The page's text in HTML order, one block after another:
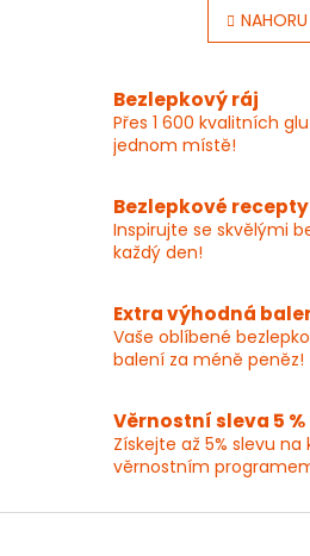
l
á
c
í
v
k
p
i
s
n
k
n
NAHORU
Bezlepkový ráj
Přes 1 600 kvalitních
jednom místě!
Bezlepkové recepty
Inspirujte se skvělými
každý den!
Extra výhodná
Vaše oblíbené
balení za méně peněz!
Věrnostní sleva 5 %
Získejte až 5% slevu
věrnostním
Z